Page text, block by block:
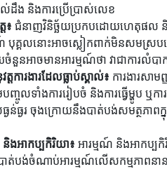
ដឹង និងការប្រើប្រាស់លេខ
៖ ជំនាញវិនិច្ឆ័យប្រកបដោយហេតុផល និង
គ្គលនោះអាចស្លៀកពាក់មិនសមស្របទៅ
អាចមានអារម្មណ៍ថា វាជាការលំបាកខ្
តការងារដែលធ្លាប់ស្គាល់៖ ការងារសា
បញ្ចូលទាំងការរៀបចំ និងការធ្វើម្ហូប
ធ្ងរ ចុងក្រោយនឹងបាត់បង់សមត្ថភាពក្នុ
និងអាកប្បកិរិយា៖ អារម្មណ៍ និងអាកប្ប
ាត់បង់ចំណាប់អារម្មណ៍លើសកម្មភាពនាន